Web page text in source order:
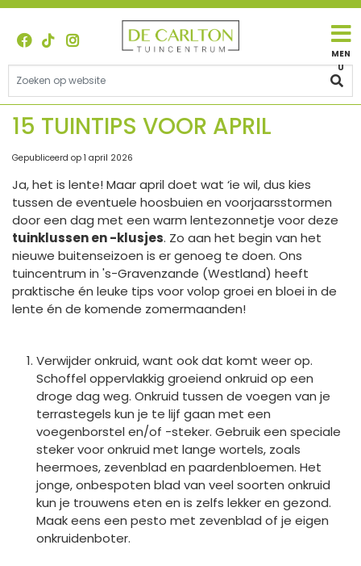
G
15 TUINTIPS VOOR APRIL
Gepubliceerd op 1 april 2026
Ja, het is lente! Maar april doet wat ‘ie wil, dus kies
tussen de eventuele hoosbuien en voorjaarsstormen
door een dag met een warm lentezonnetje voor deze
tuinklussen en -klusjes. Zo aan het begin van het
nieuwe buitenseizoen is er genoeg te doen. Ons
tuincentrum in 's-Gravenzande (Westland) heeft
praktische én leuke tips voor volop groei en bloei in de
lente én de komende zomermaanden!
Verwijder onkruid, want ook dat komt weer op.
Schoffel oppervlakkig groeiend onkruid op een
droge dag weg. Onkruid tussen de voegen van je
terrastegels kun je te lijf gaan met een
voegenborstel en/of -steker. Gebruik een speciale
steker voor onkruid met lange wortels, zoals
heermoes, zevenblad en paardenbloemen. Het
jonge, onbespoten blad van veel soorten onkruid
kun je trouwens eten en is zelfs lekker en gezond.
Maak eens een pesto met zevenblad of je eigen
onkruidenboter.